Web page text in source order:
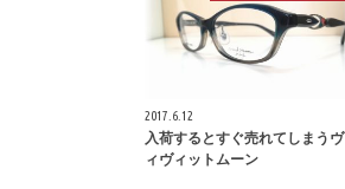
2017.6.12
入荷するとすぐ売れてしまうヴ
ィヴィットムーン